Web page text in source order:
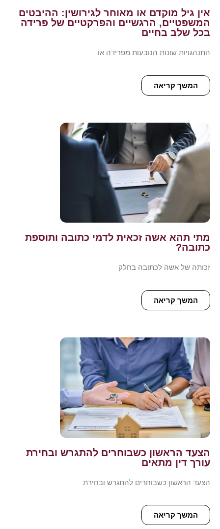
אין גיל מוקדם או מאוחר לגירושין: ההיבטים
המשפטיים, הרגשיים והפרקטיים של פרידה
בכל שלב בחיים
התנהגויות שונות הנובעות מפרידה או
המשך קריאה
מתי תהא אשה זכאית לדמי כתובה ותוספת
כתובה?
זכותה של אשה לכתובה בחלק
המשך קריאה
הצעד הראשון כשבוחרים להתגרש ובחירת
עורך דין מתאים
הצעד הראשון כשבוחרים להתגרש ובחירת
המשך קריאה